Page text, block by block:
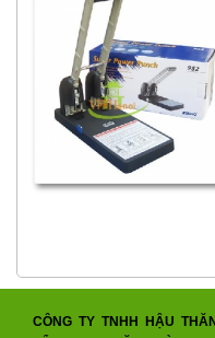
CÔNG TY TNHH HẬU